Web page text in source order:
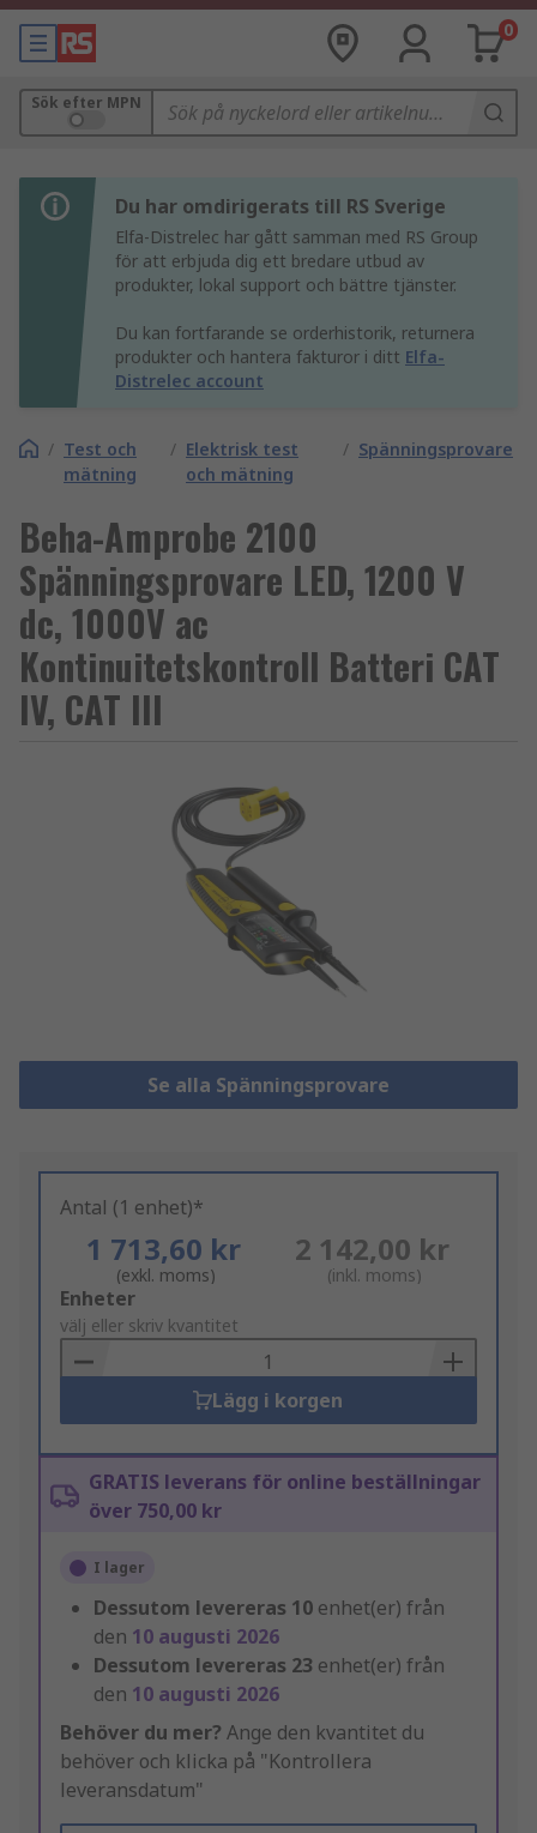
0
Sök efter MPN
Du har omdirigerats till RS Sverige
Elfa-Distrelec har gått samman med RS Group
för att erbjuda dig ett bredare utbud av
produkter, lokal support och bättre tjänster.
Du kan fortfarande se orderhistorik, returnera
produkter och hantera fakturor i ditt Elfa-
Distrelec account
/ Test och
mätning
/ Elektrisk test
och mätning
/ Spänningsprovare
Beha-Amprobe 2100
Spänningsprovare LED, 1200 V
dc, 1000V ac
Kontinuitetskontroll Batteri CAT
IV, CAT III
Se alla Spänningsprovare
Antal (1 enhet)*
1 713,60 kr
(exkl. moms)
2 142,00 kr
(inkl. moms)
Add
to
Basket
Enheter
välj eller skriv kvantitet
Lägg i korgen
GRATIS leverans för online beställningar
över 750,00 kr
I lager
Dessutom levereras 10 enhet(er) från
den 10 augusti 2026
Dessutom levereras 23 enhet(er) från
den 10 augusti 2026
Behöver du mer? Ange den kvantitet du
behöver och klicka på "Kontrollera
leveransdatum"